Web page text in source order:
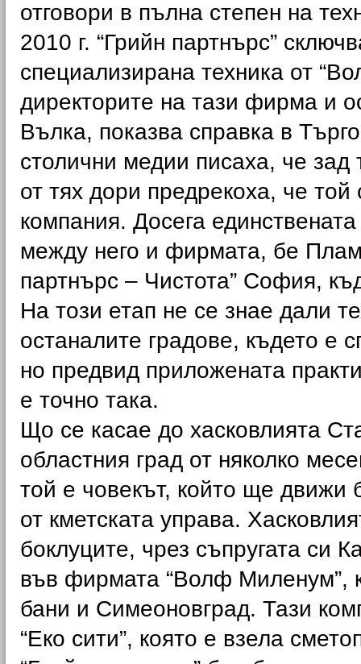
отговори в пълна степен на
2010 г. “Грийн партнърс”
специализирана техника от
директорите на тази фирма и
Вълка, показва справка в
столични медии писаха, че зад
от тях дори предрекоха, че
компания. Досега
между него и фирмата, бе
партнърс – Чистота” София,
На този етап не се знае дали
останалите градове, където е
но предвид приложената
е точно така.
Що се касае до хасковлията
областния град от няколко
той е човекът, който ще
от кметската управа.
боклуците, чрез съпругата си
във фирмата “Волф Миленум”,
бани и Симеоновград. Тази
“Еко сити”, която е взела